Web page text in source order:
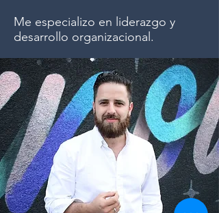
Me especializo en liderazgo y
desarrollo organizacional.